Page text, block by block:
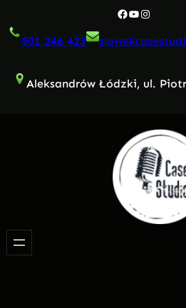
do
Facebook
YouTube
501 246 423
Aleksandrów Łódzki, ul.